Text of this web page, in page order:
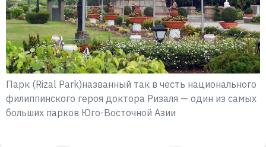
Парк (Rizal Park)названный так в честь национального
филиппинского героя доктора Ризаля — один из самых
больших парков Юго-Восточной Азии